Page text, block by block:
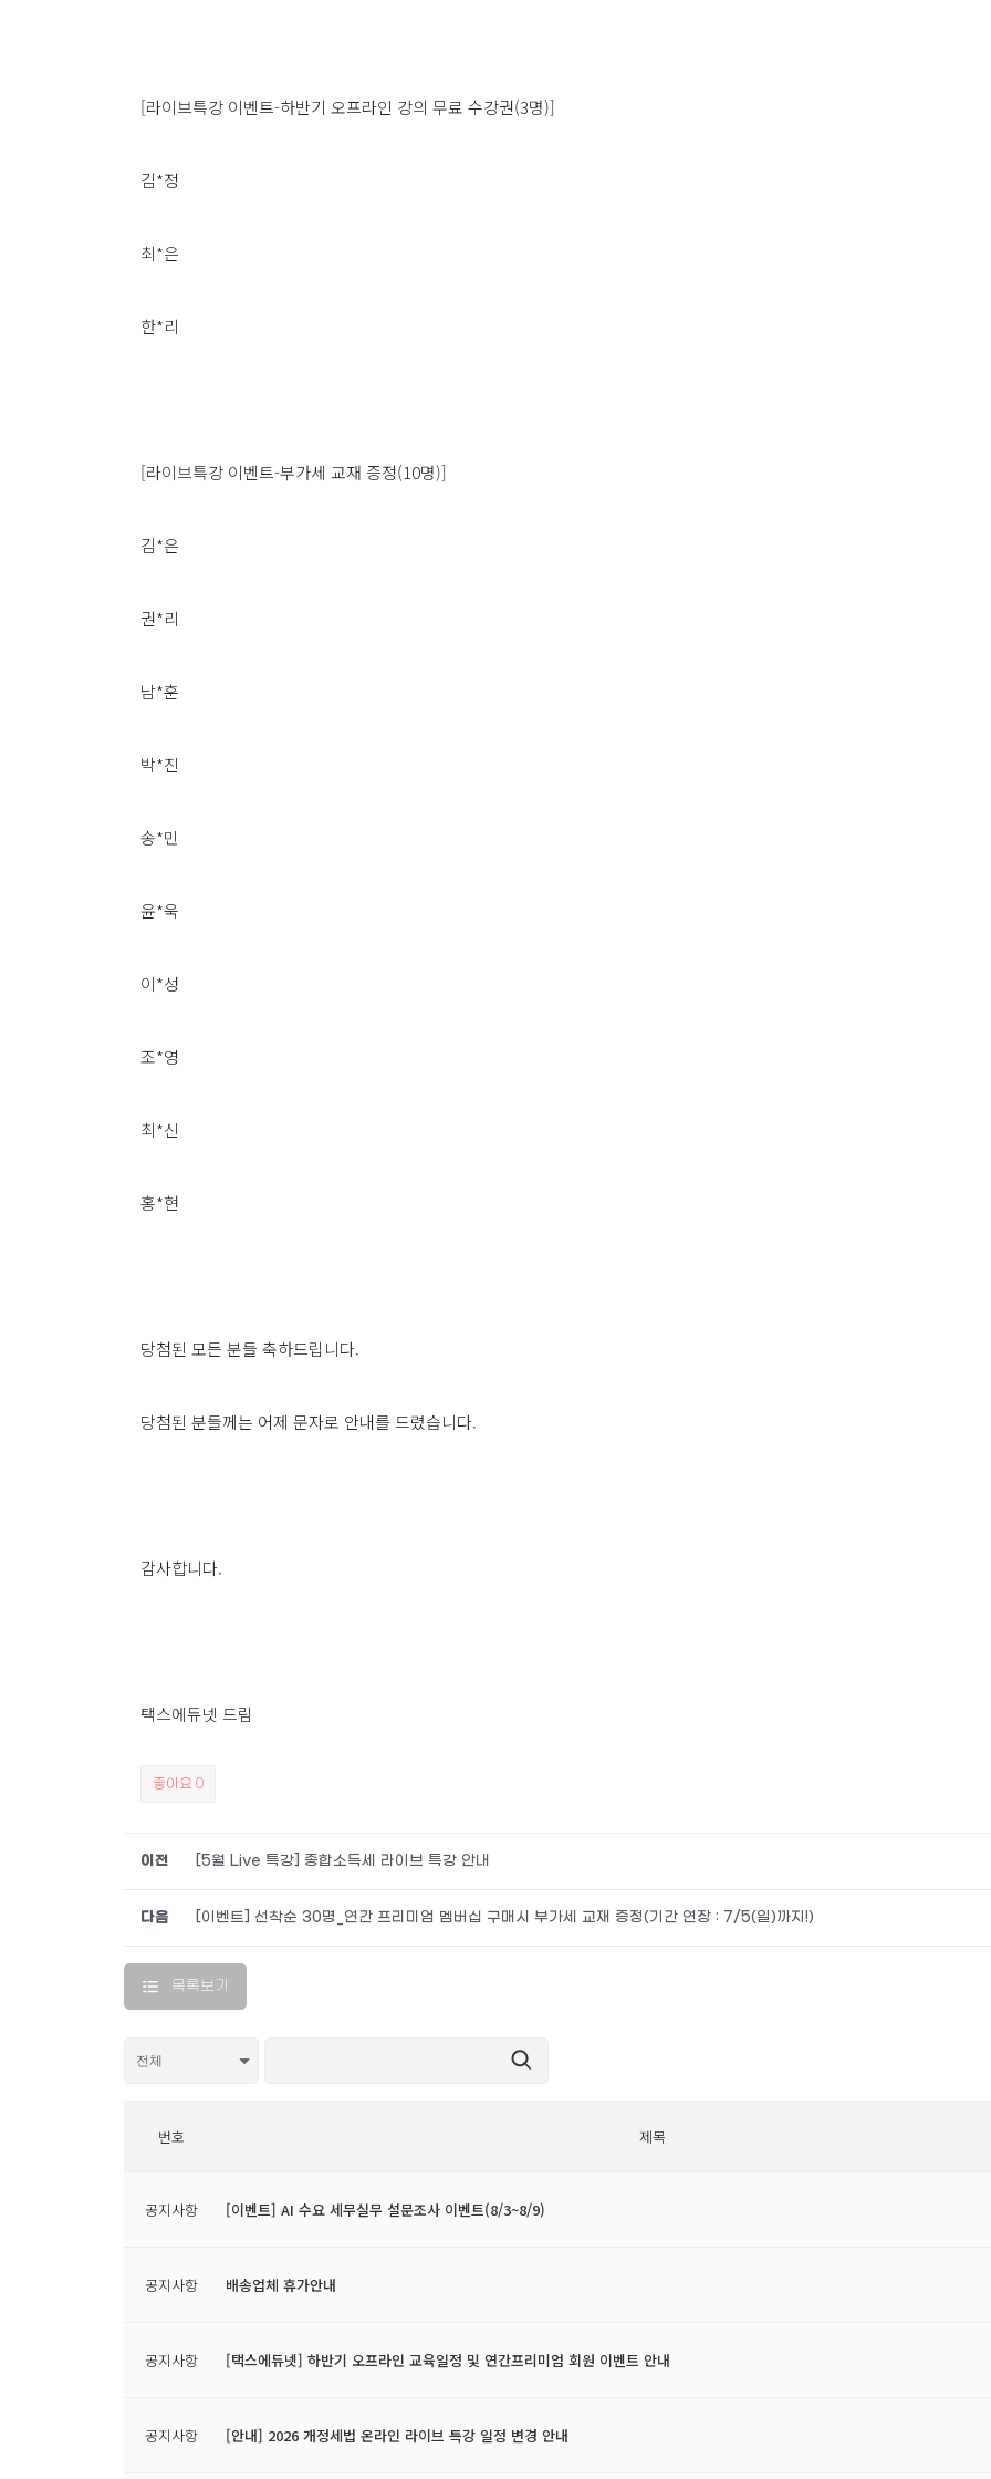
[라이브특강 이벤트-하반기 오프라인 강의 무료 수강권(3명)]
김*정
최*은
한*리
[라이브특강 이벤트-부가세 교재 증정(10명)]
김*은
권*리
남*훈
박*진
송*민
윤*욱
이*성
조*영
최*신
홍*현
당첨된 모든 분들 축하드립니다.
당첨된 분들께는 어제 문자로 안내를 드렸습니다.
감사합니다.
택스에듀넷 드림
좋아요 0
이전 [5월 Live 특강] 종합소득세 라이브 특강 안내
[이벤트] 선착순 30명_연간 프리미엄 멤버십 구매시 부가세 교재 증정(기간 연장 : 7/5(일)까지!)
다음
목록보기
번호 제목
공지사항 [이벤트] AI 수요 세무실무 설문조사 이벤트(8/3~8/9)
공지사항 배송업체 휴가안내
공지사항 [택스에듀넷] 하반기 오프라인 교육일정 및 연간프리미엄 회원 이벤트 안내
공지사항 [안내] 2026 개정세법 온라인 라이브 특강 일정 변경 안내